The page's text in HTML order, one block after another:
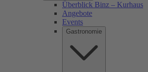
Überblick Binz – Kurhaus
Angebote
Events
Gastronomie